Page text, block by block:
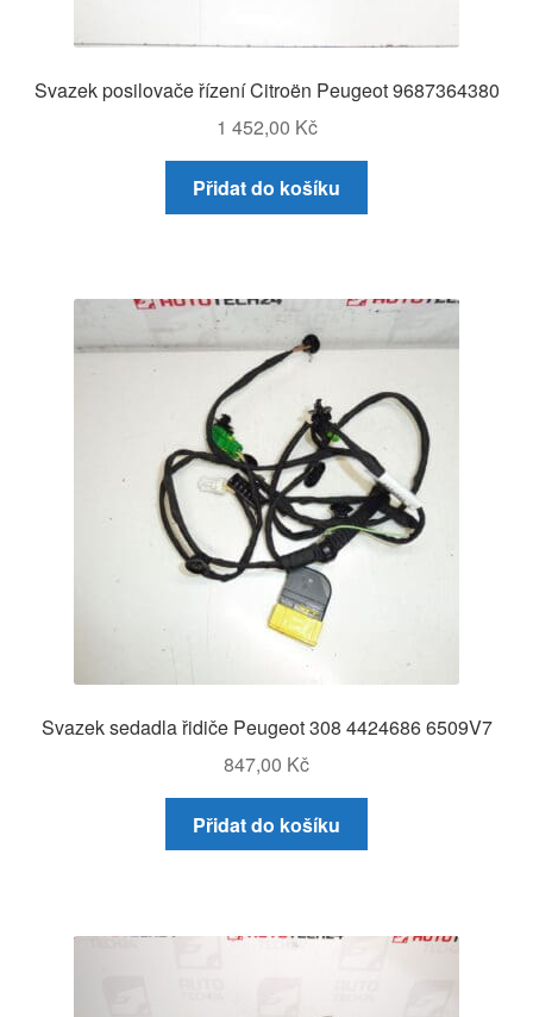
Svazek posilovače řízení Citroën Peugeot 9687364380
1 452,00 Kč
Přidat do košíku
Svazek sedadla řidiče Peugeot 308 4424686 6509V7
847,00 Kč
Přidat do košíku